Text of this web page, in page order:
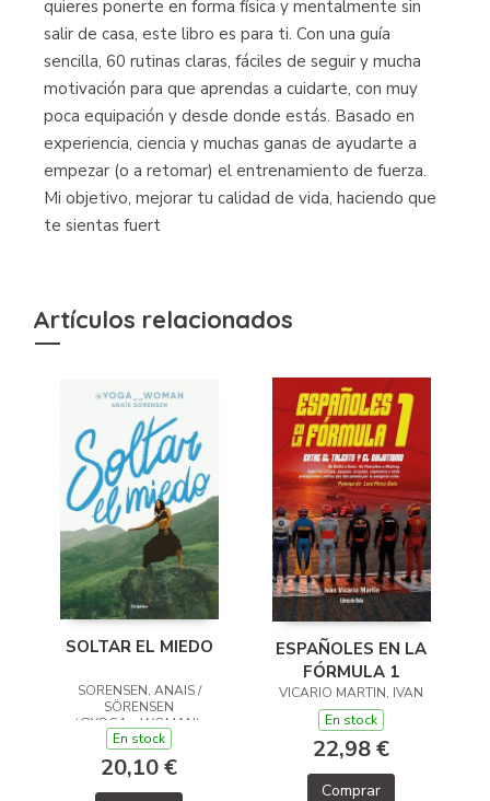
quieres ponerte en forma física y mentalmente sin
salir de casa, este libro es para ti. Con una guía
sencilla, 60 rutinas claras, fáciles de seguir y mucha
motivación para que aprendas a cuidarte, con muy
poca equipación y desde donde estás. Basado en
experiencia, ciencia y muchas ganas de ayudarte a
empezar (o a retomar) el entrenamiento de fuerza.
Mi objetivo, mejorar tu calidad de vida, haciendo que
te sientas fuert
Artículos relacionados
SOLTAR EL MIEDO
SORENSEN, ANAIS /
SÖRENSEN
(@YOGA__WOMAN),
ANAÏS
En stock
20,10 €
ESPAÑOLES EN LA
FÓRMULA 1
VICARIO MARTIN, IVAN
En stock
22,98 €
Comprar